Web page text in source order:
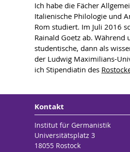
Ich habe die Fächer
Italienische Philologie und
Rom studiert. Im Juli 2016
Rainald Goetz ab.
studentische, dann als
der Ludwig Maximilians-
ich Stipendiatin des
Kontakt
Institut für Germanistik
Universitätsplatz 3
18055 Rostock